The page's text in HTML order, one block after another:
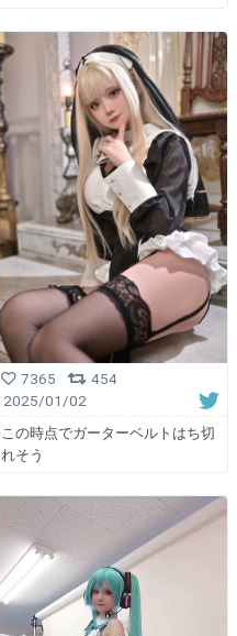
7365
454
2025/01/02
この時点でガーターベルトはち切
れそう